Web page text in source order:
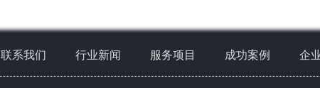
联系我们 行业新闻 服务项目 成功案例 企